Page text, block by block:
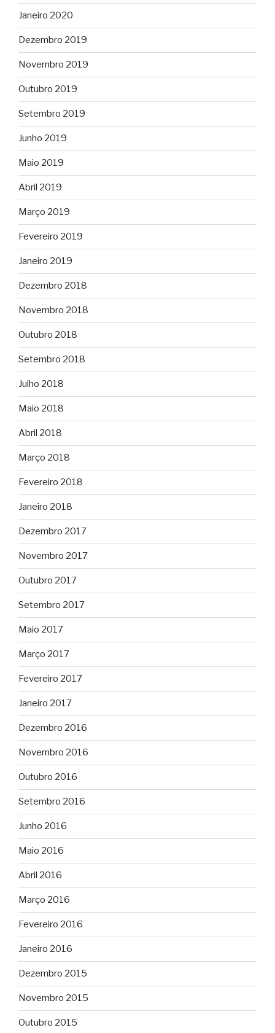
Janeiro 2020
Dezembro 2019
Novembro 2019
Outubro 2019
Setembro 2019
Junho 2019
Maio 2019
Abril 2019
Março 2019
Fevereiro 2019
Janeiro 2019
Dezembro 2018
Novembro 2018
Outubro 2018
Setembro 2018
Julho 2018
Maio 2018
Abril 2018
Março 2018
Fevereiro 2018
Janeiro 2018
Dezembro 2017
Novembro 2017
Outubro 2017
Setembro 2017
Maio 2017
Março 2017
Fevereiro 2017
Janeiro 2017
Dezembro 2016
Novembro 2016
Outubro 2016
Setembro 2016
Junho 2016
Maio 2016
Abril 2016
Março 2016
Fevereiro 2016
Janeiro 2016
Dezembro 2015
Novembro 2015
Outubro 2015